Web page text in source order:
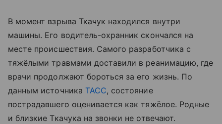
В момент взрыва Ткачук находился внутри
машины. Его водитель-охранник скончался на
месте происшествия. Самого разработчика с
тяжёлыми травмами доставили в реанимацию, где
врачи продолжают бороться за его жизнь. По
данным источника ТАСС, состояние
пострадавшего оценивается как тяжёлое. Родные
и близкие Ткачука на звонки не отвечают.